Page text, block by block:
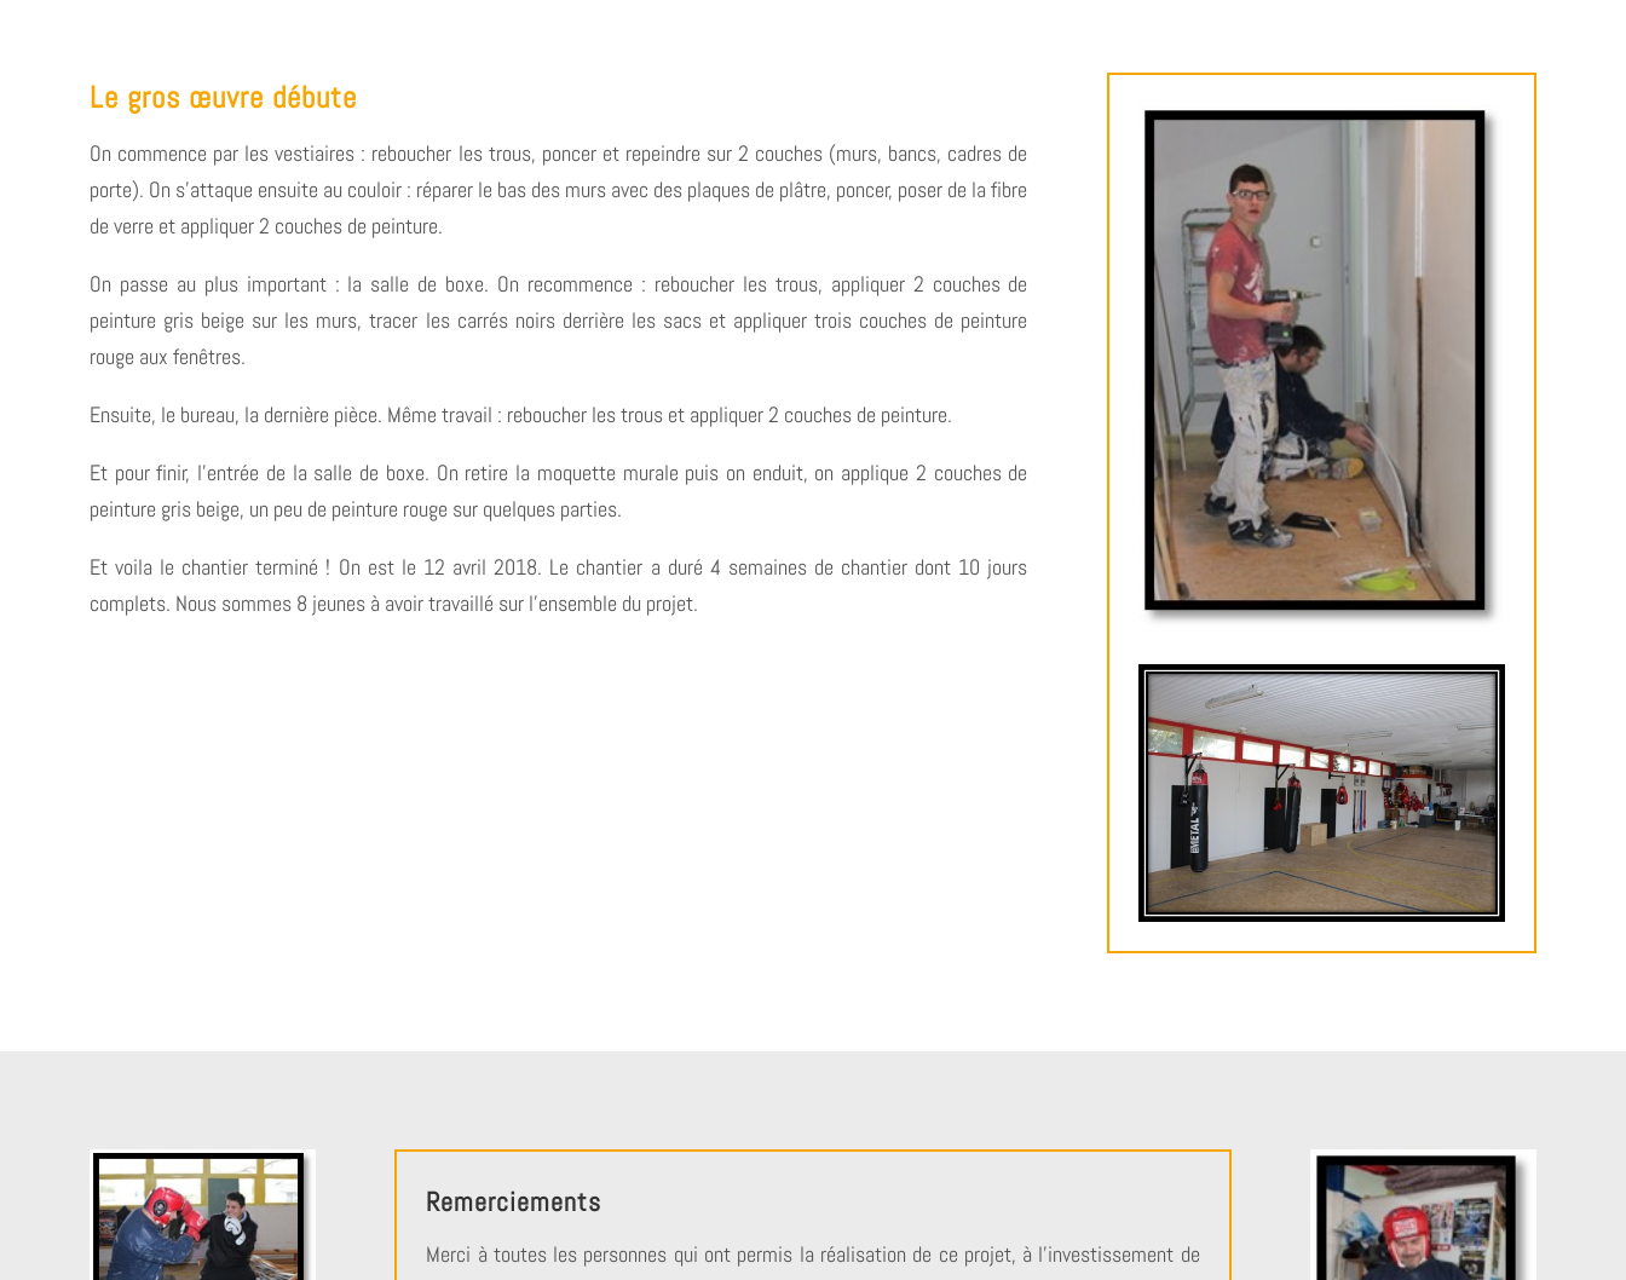
Le gros œuvre débute
On commence par les vestiaires : reboucher les trous, poncer et repeindre sur 2 couches (murs, bancs, cadres de
porte). On s’attaque ensuite au couloir : réparer le bas des murs avec des plaques de plâtre, poncer, poser de la fibre
de verre et appliquer 2 couches de peinture.
On passe au plus important : la salle de boxe. On recommence : reboucher les trous, appliquer 2 couches de
peinture gris beige sur les murs, tracer les carrés noirs derrière les sacs et appliquer trois couches de peinture
rouge aux fenêtres.
Ensuite, le bureau, la dernière pièce. Même travail : reboucher les trous et appliquer 2 couches de peinture.
Et pour finir, l’entrée de la salle de boxe. On retire la moquette murale puis on enduit, on applique 2 couches de
peinture gris beige, un peu de peinture rouge sur quelques parties.
Et voila le chantier terminé ! On est le 12 avril 2018. Le chantier a duré 4 semaines de chantier dont 10 jours
complets. Nous sommes 8 jeunes à avoir travaillé sur l’ensemble du projet.
Remerciements
Merci à toutes les personnes qui ont permis la réalisation de ce projet, à l’investissement de